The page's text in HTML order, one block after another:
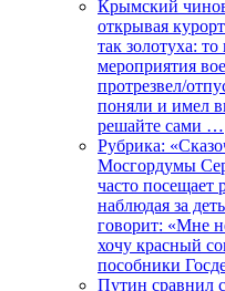
Крымский
открывая
так золотуха:
мероприятия
протрезвел/
поняли и имел
решайте сами …
Рубрика:
Мосгордумы
часто посещает
наблюдая за
говорит: «Мне
хочу красный
пособники
Путин сравнил